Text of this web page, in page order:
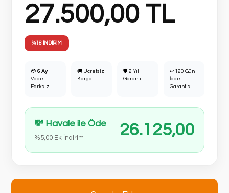
27.500,00 TL
%18 İNDİRİM
💳 6 Ay
Vade
Farksız
🚚 Ücretsiz
Kargo
🛡 2 Yıl
Garanti
↩ 120 Gün
İade
Garantisi
💸 Havale ile Öde
%5,00 Ek İndirim 26.125,00